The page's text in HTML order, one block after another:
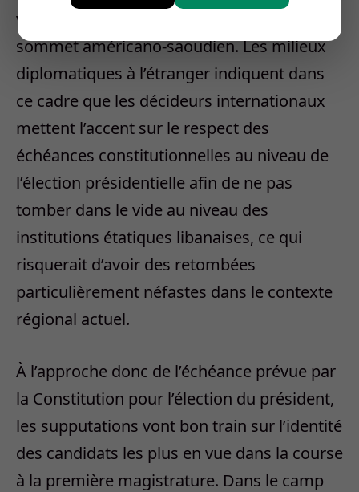
vraisemblablement évoqué au cours de ce
sommet américano-saoudien. Les milieux
diplomatiques à l’étranger indiquent dans
ce cadre que les décideurs internationaux
mettent l’accent sur le respect des
échéances constitutionnelles au niveau de
l’élection présidentielle afin de ne pas
tomber dans le vide au niveau des
institutions étatiques libanaises, ce qui
risquerait d’avoir des retombées
particulièrement néfastes dans le contexte
régional actuel.
À l’approche donc de l’échéance prévue par
la Constitution pour l’élection du président,
les supputations vont bon train sur l’identité
des candidats les plus en vue dans la course
à la première magistrature. Dans le camp